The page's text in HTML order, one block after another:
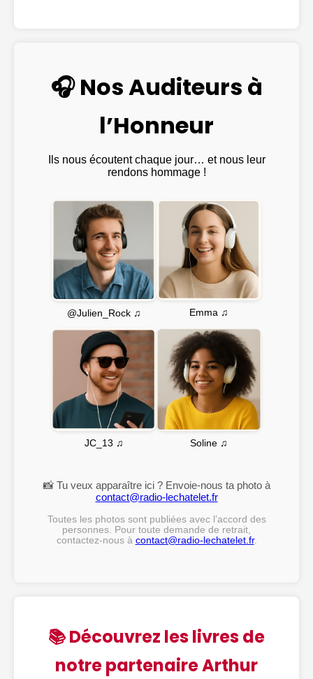
🎧 Nos Auditeurs à
l’Honneur
Ils nous écoutent chaque jour… et nous leur
rendons hommage !
@Julien_Rock ♫ Emma ♫
JC_13 ♫ Soline ♫
📸 Tu veux apparaître ici ? Envoie-nous ta photo à
contact@radio-lechatelet.fr
Toutes les photos sont publiées avec l’accord des
personnes. Pour toute demande de retrait,
contactez-nous à contact@radio-lechatelet.fr.
📚 Découvrez les livres de
notre partenaire Arthur